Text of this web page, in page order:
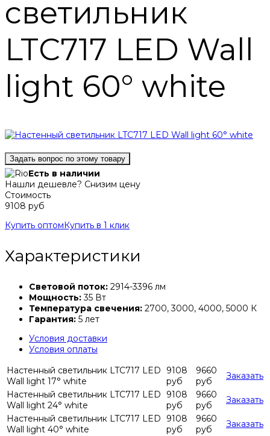
светильник
LTC717 LED Wall
light 60° white
Задать вопрос по этому товару
Есть в наличии
Нашли дешевле? Снизим цену
Стоимость
9108 руб
Купить оптом Купить в 1 клик
Характеристики
Световой поток: 2914-3396 лм
Мощность:35 Вт
Температура свечения: 2700, 3000, 4000, 5000 К
Гарантия: 5 лет
Условия доставки
Условия оплаты
Настенный светильник LTC717 LED
Wall light 17° white
9108
руб
9660
руб
Заказать
Настенный светильник LTC717 LED
Wall light 24° white
9108
руб
9660
руб
Заказать
Настенный светильник LTC717 LED
Wall light 40° white
9108
руб
9660
руб
Заказать